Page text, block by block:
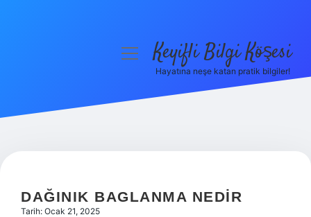
Hakkımızda
menüyüKeyifli Bilgi Köşesi
Hayatına neşe katan pratik bilgiler!
DAĞINIK BAGLANMA NEDIR
Tarih: Ocak 21, 2025